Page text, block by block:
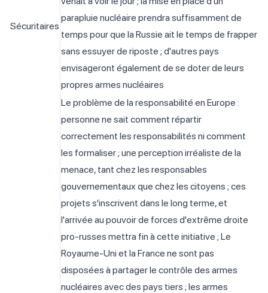
Sécuritaires
parapluie nucléaire prendra suffisamment de
temps pour que la Russie ait le temps de frapper
sans essuyer de riposte ; d'autres pays
envisageront également de se doter de leurs
propres armes nucléaires
Le problème de la responsabilité en Europe :
personne ne sait comment répartir
correctement les responsabilités ni comment
les formaliser ; une perception irréaliste de la
menace, tant chez les responsables
gouvernementaux que chez les citoyens ; ces
projets s'inscrivent dans le long terme, et
l'arrivée au pouvoir de forces d'extrême droite
pro-russes mettra fin à cette initiative ; Le
Royaume-Uni et la France ne sont pas
disposées à partager le contrôle des armes
nucléaires avec des pays tiers ; les armes